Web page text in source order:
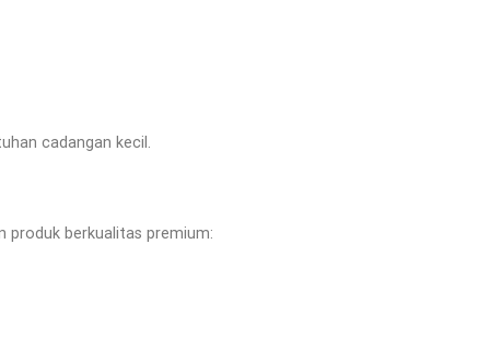
cadangan kecil.
produk berkualitas premium: